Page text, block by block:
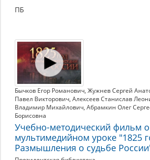
ПБ
Бычков Егор Романович, Жужнев Сергей
Павел Викторович, Алексеев Станислав
Владимир Михайлович, Абрамкин Олег
Борисовна
Учебно-методический фильм о
мультимедийном уроке "1825
Размышления о судьбе